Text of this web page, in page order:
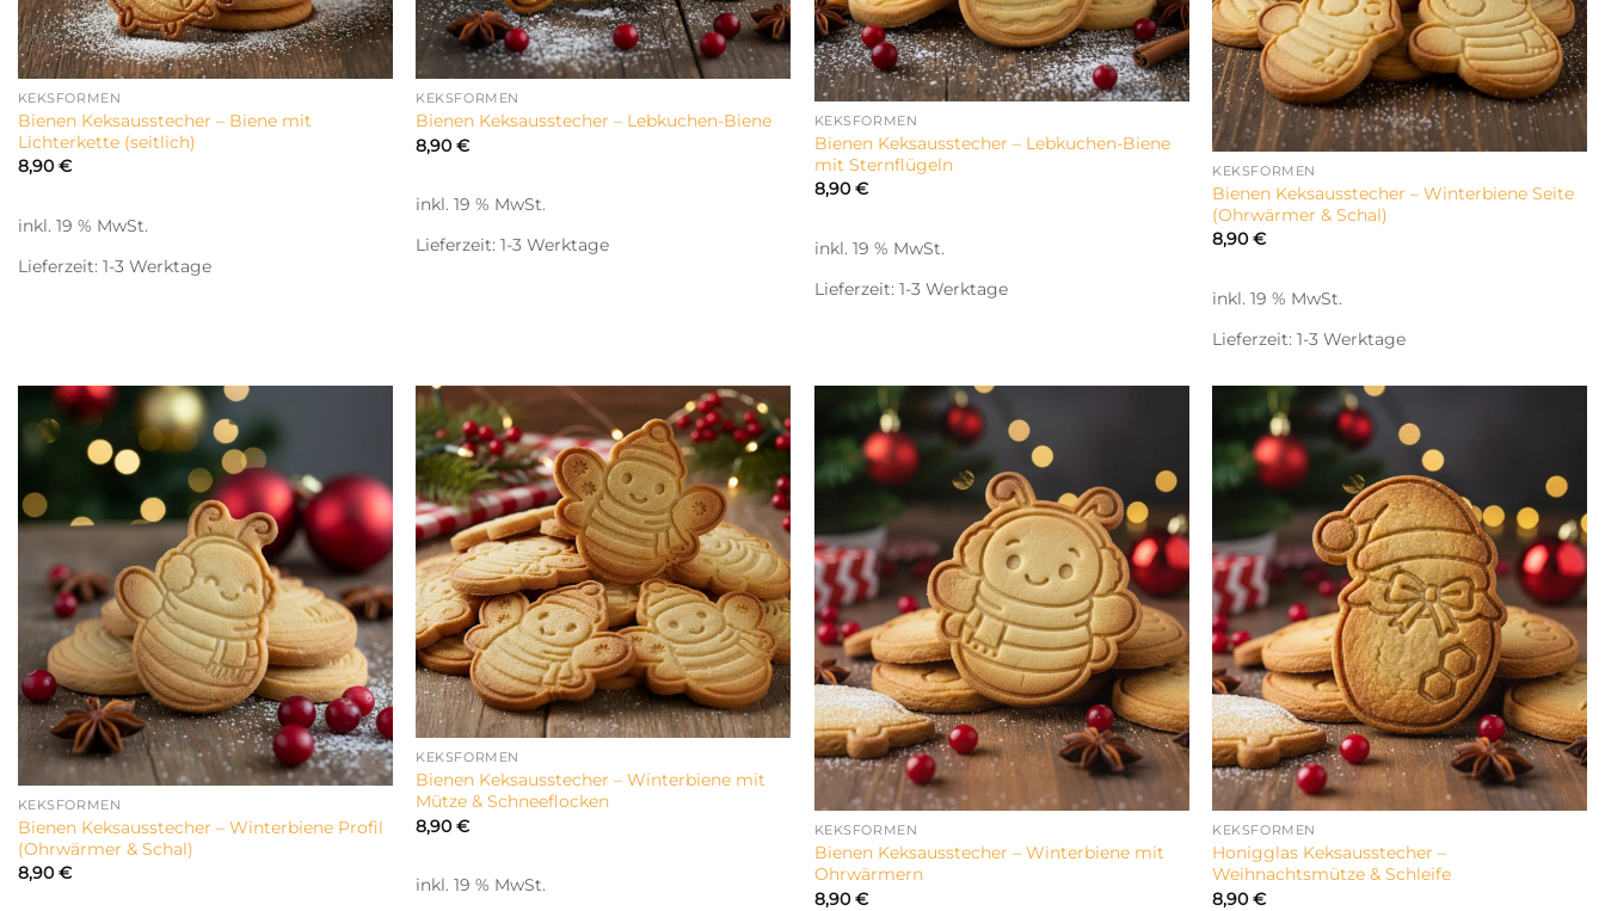
KEKSFORMEN
Bienen Keksausstecher – Biene mit
Lichterkette (seitlich)
8,90€
inkl. 19 % MwSt.
Lieferzeit: 1-3 Werktage
KEKSFORMEN
Bienen Keksausstecher – Lebkuchen-Biene
8,90€
inkl. 19 % MwSt.
Lieferzeit:1-3 Werktage
KEKSFORMEN
Bienen Keksausstecher – Lebkuchen-Biene
mit Sternflügeln
8,90€
inkl. 19 % MwSt.
Lieferzeit: 1-3 Werktage
KEKSFORMEN
Bienen Keksausstecher – Winterbiene Seite
(Ohrwärmer & Schal)
8,90€
inkl. 19 % MwSt.
Lieferzeit:1-3 Werktage
KEKSFORMEN
Bienen Keksausstecher – Winterbiene Profil
(Ohrwärmer & Schal)
8,90€
KEKSFORMEN
Bienen Keksausstecher – Winterbiene mit
Mütze & Schneeflocken
8,90€
inkl. 19 % MwSt.
KEKSFORMEN
Bienen Keksausstecher – Winterbiene mit
Ohrwärmern
8,90€
KEKSFORMEN
Honigglas Keksausstecher –
Weihnachtsmütze & Schleife
8,90€